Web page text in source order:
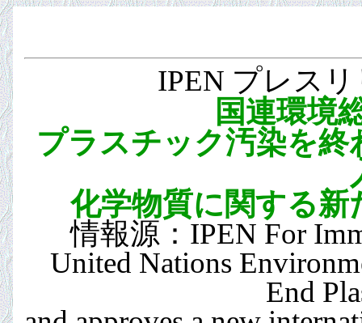
IPEN プレス
国連環境
プラスチック汚染を
化学物質に関する
情報源：IPEN For
United Nations
End